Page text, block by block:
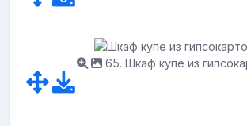
65. Шкаф купе из